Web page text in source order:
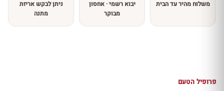
משלוח מהיר עד הבית
יבוא רשמי · אחסון
מבוקר
ניתן לבקש אריזת
מתנה
פרופיל הטעם